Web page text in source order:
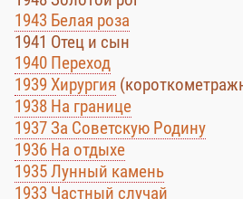
1943 Белая роза
1941 Отец и сын
1940 Переход
1939 Хирургия
1938 На границе
1937 За Советскую Родину
1936 На отдыхе
1935 Лунный камень
1933 Частный случай